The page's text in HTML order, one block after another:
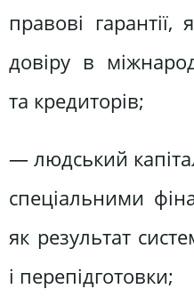
правові гарантії,
довіру в
та кредиторів;
— людський
спеціальними
як результат
і перепідготовки;